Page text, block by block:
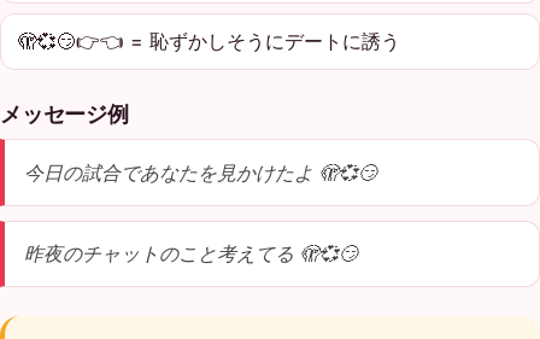
🫣💞😏👉👈 = 恥ずかしそうにデートに誘う
メッセージ例
今日の試合であなたを見かけたよ 🫣💞😏
昨夜のチャットのこと考えてる 🫣💞😏